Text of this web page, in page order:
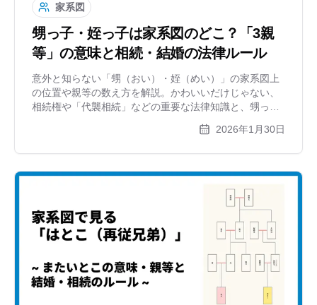
家系図
甥っ子・姪っ子は家系図のどこ？「3親
等」の意味と相続・結婚の法律ルール
意外と知らない「甥（おい）・姪（めい）」の家系図上
の位置や親等の数え方を解説。かわいいだけじゃない、
相続権や「代襲相続」などの重要な法律知識と、甥っ子
の子供の呼び方まで。横に広がる兄弟姉妹の家系図をツ
ールで整理する方法もご紹介します。
2026年1月30日